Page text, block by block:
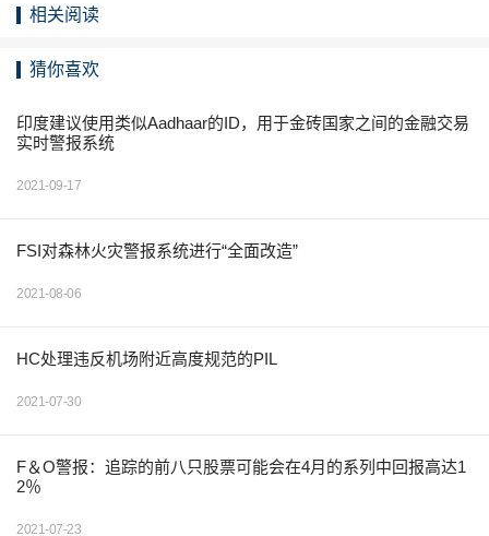
相关阅读
猜你喜欢
印度建议使用类似Aadhaar的ID，用于金砖国家之间的金融交易
实时警报系统
2021-09-17
FSI对森林火灾警报系统进行“全面改造”
2021-08-06
HC处理违反机场附近高度规范的PIL
2021-07-30
F＆O警报：追踪的前八只股票可能会在4月的系列中回报高达1
2％
2021-07-23